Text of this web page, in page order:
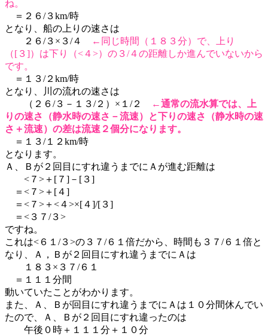
ね。
＝２６/３km/時
となり、船の上りの速さは
２６/３×３/４
←同じ時間（１８３分）で、上り
（[３]）は下り（<４>）の３/４の距離しか進んでいないから
です。
＝１３/２km/時
となり、川の流れの速さは
（２６/３－１３/２）×１/２
←通常の流水算では、上
りの速さ（静水時の速さ－流速）と下りの速さ（静水時の速
さ＋流速）の差は流速２個分になります。
＝１３/１２km/時
となります。
Ａ、Ｂが２回目にすれ違うまでにＡが進む距離は
<７>＋[７]－[３]
＝<７>＋[４]
＝<７>＋<４>×[４]/[３]
＝<３７/３>
ですね。
これは<６１/３>の３７/６１倍だから、時間も３７/６１倍と
なり、Ａ，Ｂが２回目にすれ違うまでにＡは
１８３×３７/６１
＝１１１分間
動いていたことがわかります。
また、Ａ、Ｂが回目にすれ違うまでにＡは１０分間休んでい
たので、Ａ、Ｂが２回目にすれ違ったのは
午後０時＋１１１分＋１０分